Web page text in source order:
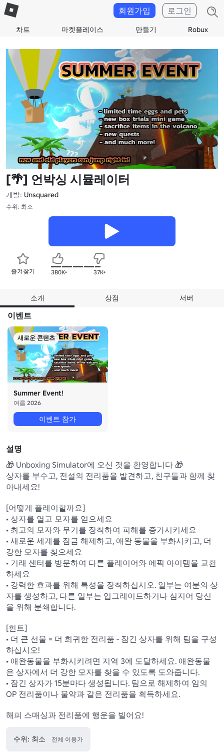
차트 마켓플레이스 만들기 Robux
회원가입 로그인
[🌴] 언박싱 시뮬레이터
개발: Unsquared
수위: 최소
즐겨찾기 380K+ 37K+
소개 상점 서버
이벤트
새로운 콘텐츠
Summer Event!
여름 2026
이벤트 참가
설명
🎁 Unboxing Simulator에 오신 것을 환영합니다 🎁
상자를 부수고, 전설의 전리품을 발견하고, 친구들과 함께 찾
아내세요!
[어떻게 플레이할까요]
• 상자를 열고 모자를 얻으세요
• 최고의 모자와 무기를 장착하여 피해를 증가시키세요
• 새로운 세계를 잠금 해제하고, 애완 동물을 부화시키고, 더
강한 모자를 찾으세요
• 거래 센터를 방문하여 다른 플레이어와 에픽 아이템을 교환
하세요
• 강력한 효과를 위해 특성을 장착하십시오. 일부는 여분의 상
자를 생성하고, 다른 일부는 업그레이드하거나 심지어 당신
을 위해 분쇄합니다.
[힌트]
• 더 큰 선물 = 더 희귀한 전리품 - 잠긴 상자를 위해 팀을 구성
하십시오!
• 애완동물을 부화시키려면 지역 3에 도달하세요. 애완동물
은 상자에서 더 강한 모자를 찾을 수 있도록 도와줍니다.
• 잠긴 상자가 15분마다 생성됩니다. 팀으로 해제하여 임의
OP 전리품이나 물약과 같은 전리품을 획득하세요.
수위: 최소 전체 이용가